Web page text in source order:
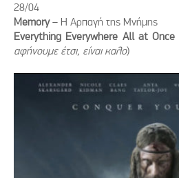
28/04
Memory– Η Αρπαγή της Μνήμης
Everything Everywhere All at Once
αφήνουμε έτσι, είναι καλο)